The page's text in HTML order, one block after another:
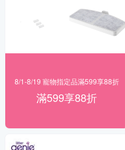
8/1-8/19 寵物指定品滿599享88折
滿599享88折